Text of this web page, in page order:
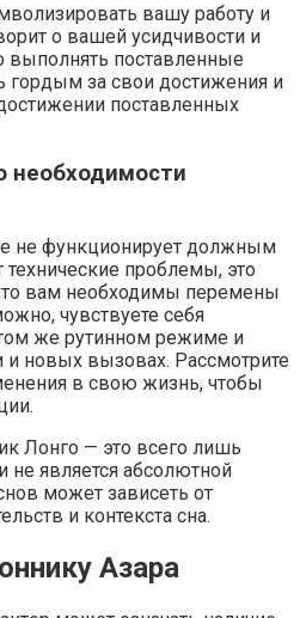
вашу работу и
о вашей усидчивости и
выполнять поставленные
гордым за свои достижения и
поставленных
необходимости
не функционирует должным
проблемы, это
вам необходимы перемены
чувствуете себя
же рутинном режиме и
новых вызовах. Рассмотрите
в свою жизнь, чтобы
Лонго — это всего лишь
не является абсолютной
может зависеть от
и контекста сна.
Азара